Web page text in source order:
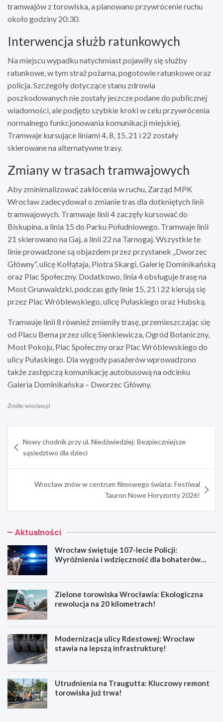
tramwajów z torowiska, a planowano przywrócenie ruchu
około godziny 20:30.
Interwencja służb ratunkowych
Na miejscu wypadku natychmiast pojawiły się służby
ratunkowe, w tym straż pożarna, pogotowie ratunkowe oraz
policja. Szczegóły dotyczące stanu zdrowia
poszkodowanych nie zostały jeszcze podane do publicznej
wiadomości, ale podjęto szybkie kroki w celu przywrócenia
normalnego funkcjonowania komunikacji miejskiej.
Tramwaje kursujące liniami 4, 8, 15, 21 i 22 zostały
skierowane na alternatywne trasy.
Zmiany w trasach tramwajowych
Aby zminimalizować zakłócenia w ruchu, Zarząd MPK
Wrocław zadecydował o zmianie tras dla dotkniętych linii
tramwajowych. Tramwaje linii 4 zaczęły kursować do
Biskupina, a linia 15 do Parku Południowego. Tramwaje linii
21 skierowano na Gaj, a linii 22 na Tarnogaj. Wszystkie te
linie prowadzone są objazdem przez przystanek „Dworzec
Główny”, ulicę Kołłątaja, Piotra Skargi, Galerię Dominikańską
oraz Plac Społeczny. Dodatkowo, linia 4 obsługuje trasę na
Most Grunwaldzki, podczas gdy linie 15, 21 i 22 kierują się
przez Plac Wróblewskiego, ulicę Pułaskiego oraz Hubską.
Tramwaje linii 8 również zmieniły trasę, przemieszczając się
od Placu Bema przez ulicę Sienkiewicza, Ogród Botaniczny,
Most Pokoju, Plac Społeczny oraz Plac Wróblewskiego do
ulicy Pułaskiego. Dla wygody pasażerów wprowadzono
także zastępczą komunikację autobusową na odcinku
Galeria Dominikańska – Dworzec Główny.
Źródło: wroclaw.pl
wpisu
Nowy chodnik przy ul. Niedźwiedziej: Bezpieczniejsze
sąsiedztwo dla dzieci
Wrocław znów w centrum filmowego świata: Festiwal
Tauron Nowe Horyzonty 2026!
Aktualności
Wrocław świętuje 107-lecie Policji:
Wyróżnienia i wdzięczność dla bohaterów
Zielone torowiska Wrocławia: Ekologiczna
rewolucja na 20 kilometrach!
Modernizacja ulicy Rdestowej: Wrocław
stawia na lepszą infrastrukturę!
Utrudnienia na Traugutta: Kluczowy remont
torowiska już trwa!
W
Z